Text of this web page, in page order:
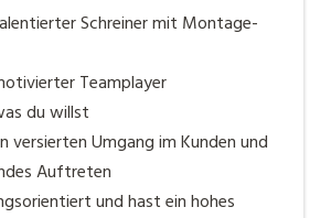
Schreiner mit Montage-
Teamplayer
du willst
versierten Umgang im Kunden und
Auftreten
und hast ein hohes